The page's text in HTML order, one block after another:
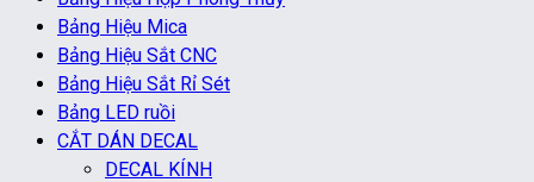
Bảng Hiệu Mica
Bảng Hiệu Sắt CNC
Bảng Hiệu Sắt Rỉ Sét
Bảng LED ruồi
CẮT DÁN DECAL
DECAL KÍNH